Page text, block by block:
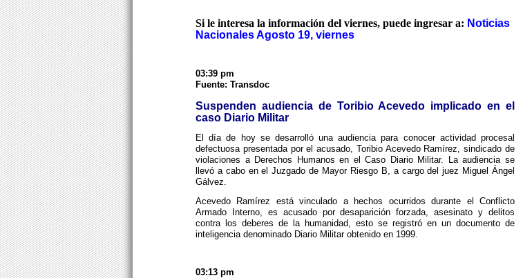
Si le interesa la información del viernes, puede ingresar a: Noticias
Nacionales Agosto 19, viernes
03:39 pm
Fuente: Transdoc
Suspenden audiencia de Toribio Acevedo implicado en el
caso Diario Militar
El día de hoy se desarrolló una audiencia para conocer actividad procesal
defectuosa presentada por el acusado, Toribio Acevedo Ramírez, sindicado de
violaciones a Derechos Humanos en el Caso Diario Militar. La audiencia se
llevó a cabo en el Juzgado de Mayor Riesgo B, a cargo del juez Miguel Ángel
Gálvez.
Acevedo Ramírez está vinculado a hechos ocurridos durante el Conflicto
Armado Interno, es acusado por desaparición forzada, asesinato y delitos
contra los deberes de la humanidad, esto se registró en un documento de
inteligencia denominado Diario Militar obtenido en 1999.
03:13 pm